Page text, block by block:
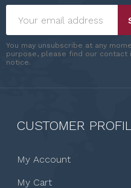
You may unsubscribe at any
purpose, please find our contact
notice.
CUSTOMER
My Account
My Cart